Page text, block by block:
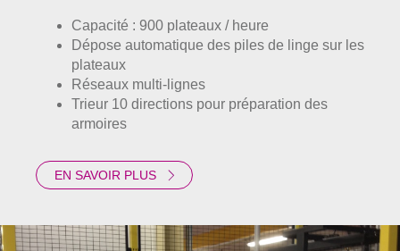
Capacité : 900 plateaux / heure
Dépose automatique des piles de linge sur les
plateaux
Réseaux multi-lignes
Trieur 10 directions pour préparation des
armoires
EN SAVOIR PLUS